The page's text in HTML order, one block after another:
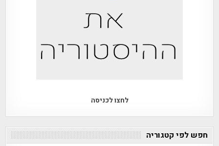
לחצו לכניסה
חפש לפי קטגוריה